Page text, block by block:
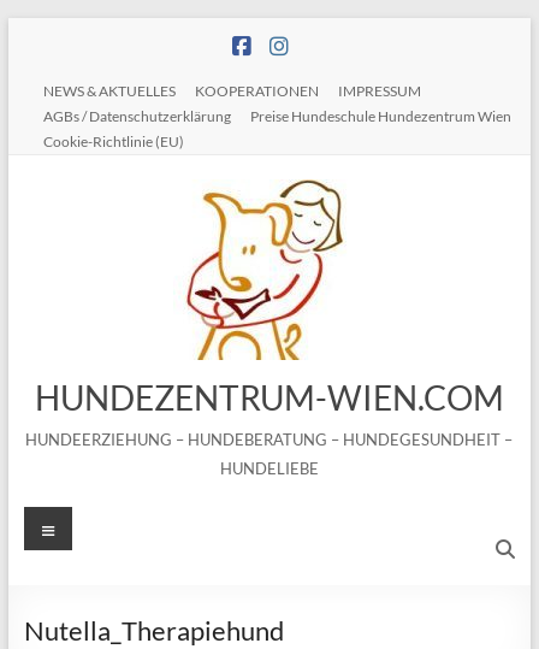
NEWS & AKTUELLES KOOPERATIONEN
IMPRESSUM
AGBs / Datenschutzerklärung
Preise Hundeschule Hundezentrum Wien
Cookie-Richtlinie (EU)
HUNDEZENTRUM-WIEN.COM
HUNDEERZIEHUNG – HUNDEBERATUNG – HUNDEGESUNDHEIT –
HUNDELIEBE
Menü
Nutella_Therapiehund